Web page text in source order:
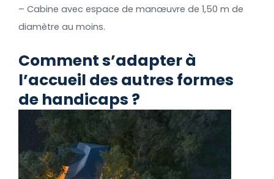
– Cabine avec espace de manœuvre de 1,50 m de
diamètre au moins.
Comment s’adapter à
l’accueil des autres formes
de handicaps ?